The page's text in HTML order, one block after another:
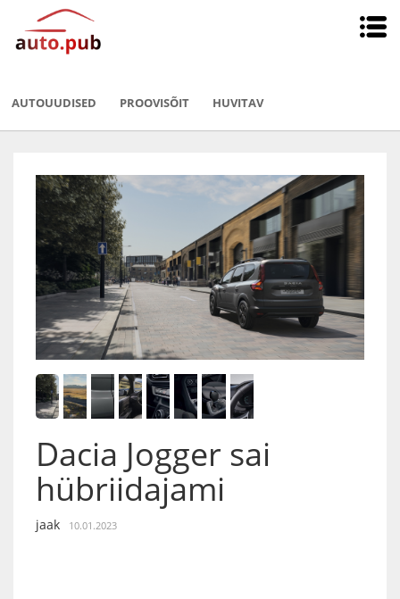
AUTOUUDISED PROOVISÕIT HUVITAV
Dacia Jogger sai
hübriidajami
jaak 10.01.2023